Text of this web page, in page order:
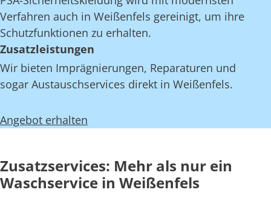
Verfahren auch in Weißenfels gereinigt, um ihre
Schutzfunktionen zu erhalten.
Zusatzleistungen
Wir bieten Imprägnierungen, Reparaturen und
sogar Austauschservices direkt in Weißenfels.
Angebot erhalten
Zusatzservices: Mehr als nur ein
Waschservice in Weißenfels